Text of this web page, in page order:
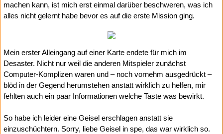
machen kann, ist mich erst einmal darüber beschweren, was ich
alles nicht gelernt habe bevor es auf die erste Mission ging.
Mein erster Alleingang auf einer Karte endete für mich im
Desaster. Nicht nur weil die anderen Mitspieler zunächst
Computer-Komplizen waren und – noch vornehm ausgedrückt –
blöd in der Gegend herumstehen anstatt wirklich zu helfen, mir
fehlten auch ein paar Informationen welche Taste was bewirkt.
So habe ich leider eine Geisel erschlagen anstatt sie
einzuschüchtern. Sorry, liebe Geisel in spe, das war wirklich so.